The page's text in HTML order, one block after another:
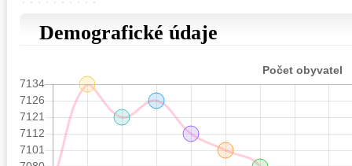
Demografické údaje